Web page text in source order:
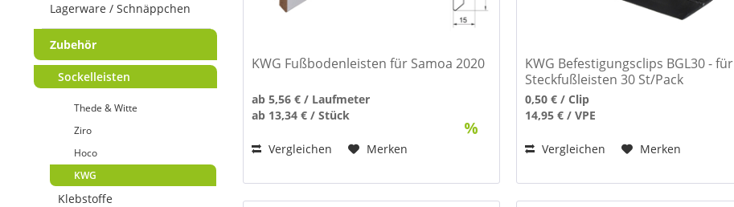
Lagerware / Schnäppchen
Zubehör
Sockelleisten
Thede & Witte
Ziro
Hoco
KWG
Klebstoffe
KWG Fußbodenleisten für Samoa 2020
ab 5,56 € / Laufmeter
ab 13,34 € / Stück
Vergleichen Merken
KWG Befestigungsclips BGL30 - für
Steckfußleisten 30 St/Pack
0,50 € / Clip
14,95 € / VPE
Vergleichen Merken